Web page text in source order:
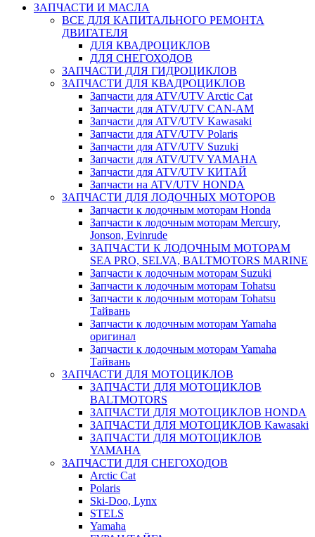
ЗАПЧАСТИ И МАСЛА
ВСЕ ДЛЯ КАПИТАЛЬНОГО РЕМОНТА
ДВИГАТЕЛЯ
ДЛЯ КВАДРОЦИКЛОВ
ДЛЯ СНЕГОХОДОВ
ЗАПЧАСТИ ДЛЯ ГИДРОЦИКЛОВ
ЗАПЧАСТИ ДЛЯ КВАДРОЦИКЛОВ
Запчасти для ATV/UTV Arctic Cat
Запчасти для ATV/UTV CAN-AM
Запчасти для ATV/UTV Kawasaki
Запчасти для ATV/UTV Polaris
Запчасти для ATV/UTV Suzuki
Запчасти для ATV/UTV YAMAHA
Запчасти для ATV/UTV КИТАЙ
Запчасти на ATV/UTV HONDA
ЗАПЧАСТИ ДЛЯ ЛОДОЧНЫХ МОТОРОВ
Запчасти к лодочным моторам Honda
Запчасти к лодочным моторам Mercury,
Jonson, Evinrude
ЗАПЧАСТИ К ЛОДОЧНЫМ МОТОРАМ
SEA PRO, SELVA, BALTMOTORS MARINE
Запчасти к лодочным моторам Suzuki
Запчасти к лодочным моторам Tohatsu
Запчасти к лодочным моторам Tohatsu
Тайвань
Запчасти к лодочным моторам Yamaha
оригинал
Запчасти к лодочным моторам Yamaha
Тайвань
ЗАПЧАСТИ ДЛЯ МОТОЦИКЛОВ
ЗАПЧАСТИ ДЛЯ МОТОЦИКЛОВ
BALTMOTORS
ЗАПЧАСТИ ДЛЯ МОТОЦИКЛОВ HONDA
ЗАПЧАСТИ ДЛЯ МОТОЦИКЛОВ Kawasaki
ЗАПЧАСТИ ДЛЯ МОТОЦИКЛОВ
YAMAHA
ЗАПЧАСТИ ДЛЯ СНЕГОХОДОВ
Arctic Cat
Polaris
Ski-Doo, Lynx
STELS
Yamaha